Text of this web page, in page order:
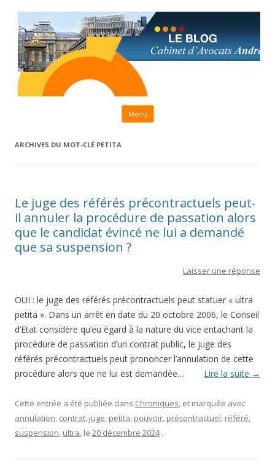
Menu Aller au contenu principal
ARCHIVES DU MOT-CLÉ PETITA
Le juge des référés précontractuels peut-
il annuler la procédure de passation alors
que le candidat évincé ne lui a demandé
que sa suspension ?
Laisser une réponse
OUI : le juge des référés précontractuels peut statuer « ultra
petita ». Dans un arrêt en date du 20 octobre 2006, le Conseil
d’Etat considère qu’eu égard à la nature du vice entachant la
procédure de passation d’un contrat public, le juge des
référés précontractuels peut prononcer l’annulation de cette
procédure alors que ne lui est demandée…
Lire la suite →
Cette entrée a été publiée dans Chroniques, et marquée avec
annulation, contrat, juge, petita, pouvoir, précontractuel, référé,
suspension, ultra, le 20 décembre 2024 .